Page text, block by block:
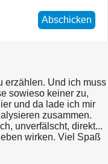
Abschicken
erzählen. Und ich muss
sowieso keiner zu,
und da lade ich mir
zusammen.
unverfälscht, direkt...
wirken. Viel Spaß